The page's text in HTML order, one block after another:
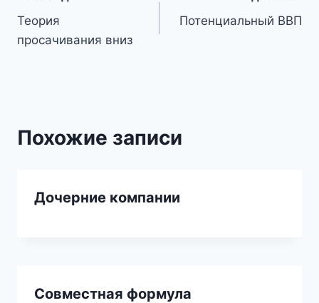
по
Теория
просачивания вниз
Потенциальный ВВП
Похожие записи
Дочерние компании
Совместная формула